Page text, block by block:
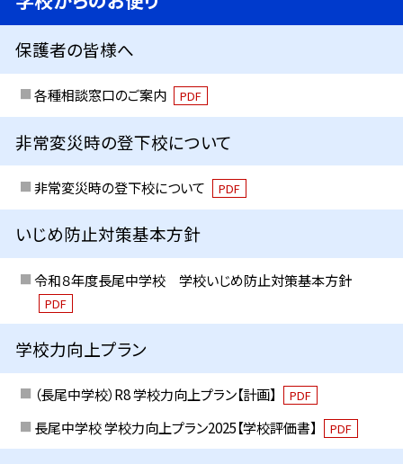
保護者の皆様へ
各種相談窓口のご案内 PDF
非常変災時の登下校について
非常変災時の登下校について PDF
いじめ防止対策基本方針
令和８年度長尾中学校 学校いじめ防止対策基本方針
PDF
学校力向上プラン
（長尾中学校）R8 学校力向上プラン【計画】 PDF
長尾中学校 学校力向上プラン2025【学校評価書】 PDF